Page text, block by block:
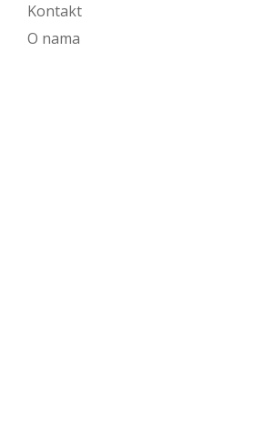
Kontakt
O nama